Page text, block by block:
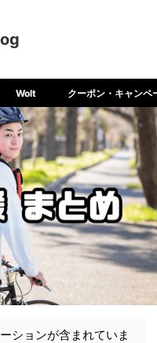
Wolt クーポン・キャンペ
ションが含まれていま